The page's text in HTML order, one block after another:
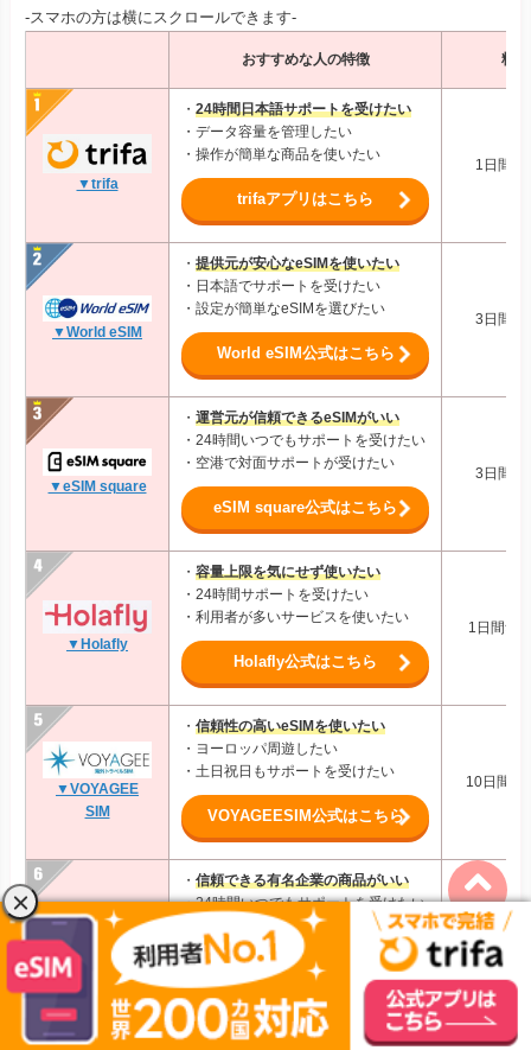
-スマホの方は横にスクロールできます-
おすすめな人の特徴 料
▼trifa
・ 24時間日本語サポートを受けたい
・データ容量を管理したい
・操作が簡単な商品を使いたい
trifaアプリはこちら
1日間
▼World eSIM
・ 提供元が安心なeSIMを使いたい
・日本語でサポートを受けたい
・設定が簡単なeSIMを選びたい
World eSIM公式はこちら
3日間
▼eSIM square
・ 運営元が信頼できるeSIMがいい
・24時間いつでもサポートを受けたい
・空港で対面サポートが受けたい
eSIM square公式はこちら
3日間
▼Holafly
・ 容量上限を気にせず使いたい
・24時間サポートを受けたい
・利用者が多いサービスを使いたい
Holafly公式はこちら
1日間無
▼VOYAGEE
SIM
・ 信頼性の高いeSIMを使いたい
・ヨーロッパ周遊したい
・土日祝日もサポートを受けたい
VOYAGEESIM公式はこちら
10日間
▼地球の歩き方
eSIM
・ 信頼できる有名企業の商品がいい
・24時間いつでもサポートを受けたい
・たくさんのプランから選びたい
地球の歩き方eSIM公式
7日間